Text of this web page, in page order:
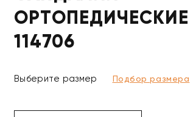
ОРТОПЕДИЧЕСКИЕ
114706
Выберите размер Подбор размера